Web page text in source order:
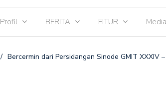
Profil BERITA FITUR Media
/ Bercermin dari Persidangan Sinode GMIT XXXIV